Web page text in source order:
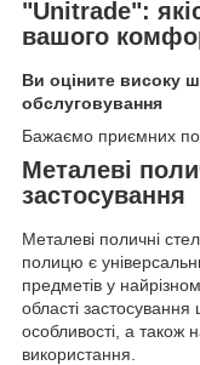
"Unitrade":
вашого
Ви оціните високу
обслуговування
Бажаємо приємних
Металеві
застосування
Металеві поличні
полицю є
предметів у
області застосування
особливості, а також
використання.